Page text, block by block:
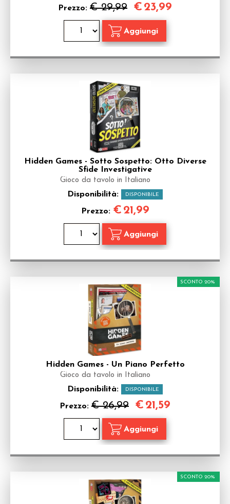
Prezzo: € 29,99 € 23,99
Hidden Games - Sotto Sospetto: Otto Diverse
Sfide Investigative
Gioco da tavolo in Italiano
Disponibilità: DISPONIBILE
Prezzo: € 21,99
Hidden Games - Un Piano Perfetto
Gioco da tavolo in Italiano
Disponibilità: DISPONIBILE
Prezzo: € 26,99
SCONTO 20%
€ 21,59
SCONTO 20%